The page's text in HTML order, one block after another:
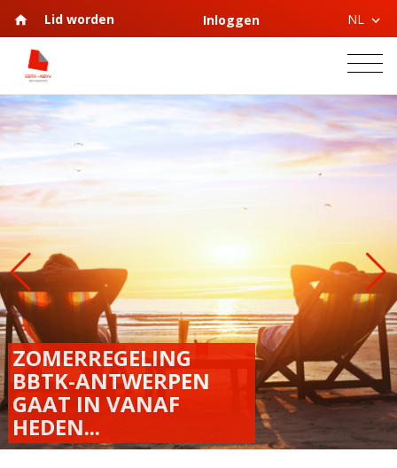
Lid worden Inloggen NL
ZOMERREGELING
BBTK-ANTWERPEN
GAAT IN VANAF
HEDEN...